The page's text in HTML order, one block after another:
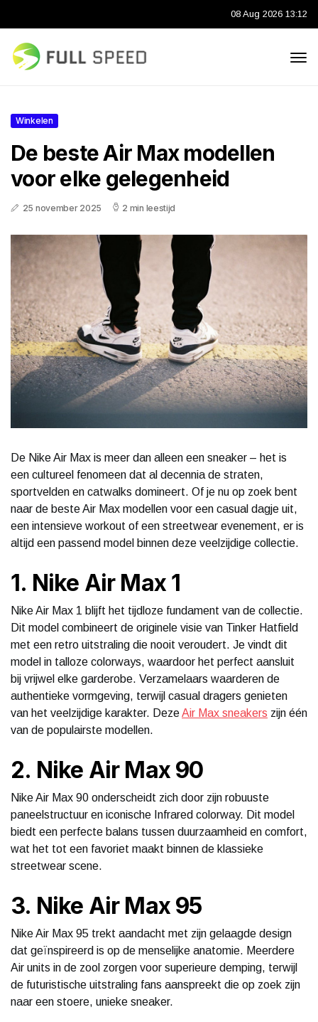
08 Aug 2026 13:12
Winkelen
De beste Air Max modellen
voor elke gelegenheid
25 november 2025 2 min leestijd
De Nike Air Max is meer dan alleen een sneaker – het is
een cultureel fenomeen dat al decennia de straten,
sportvelden en catwalks domineert. Of je nu op zoek bent
naar de beste Air Max modellen voor een casual dagje uit,
een intensieve workout of een streetwear evenement, er is
altijd een passend model binnen deze veelzijdige collectie.
1. Nike Air Max 1
Nike Air Max 1 blijft het tijdloze fundament van de collectie.
Dit model combineert de originele visie van Tinker Hatfield
met een retro uitstraling die nooit veroudert. Je vindt dit
model in talloze colorways, waardoor het perfect aansluit
bij vrijwel elke garderobe. Verzamelaars waarderen de
authentieke vormgeving, terwijl casual dragers genieten
van het veelzijdige karakter. DezeAir Max sneakers zijn één
van de populairste modellen.
2. Nike Air Max 90
Nike Air Max 90 onderscheidt zich door zijn robuuste
paneelstructuur en iconische Infrared colorway. Dit model
biedt een perfecte balans tussen duurzaamheid en comfort,
wat het tot een favoriet maakt binnen de klassieke
streetwear scene.
3. Nike Air Max 95
Nike Air Max 95 trekt aandacht met zijn gelaagde design
dat geïnspireerd is op de menselijke anatomie. Meerdere
Air units in de zool zorgen voor superieure demping, terwijl
de futuristische uitstraling fans aanspreekt die op zoek zijn
naar een stoere, unieke sneaker.